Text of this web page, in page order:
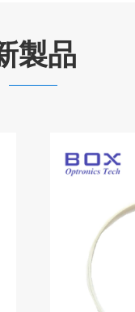
製品